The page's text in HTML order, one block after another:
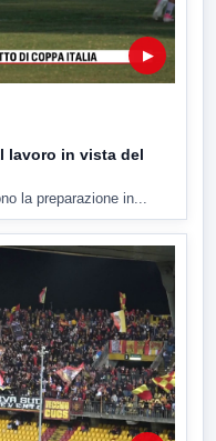
▶
lavoro in vista del
la preparazione in...